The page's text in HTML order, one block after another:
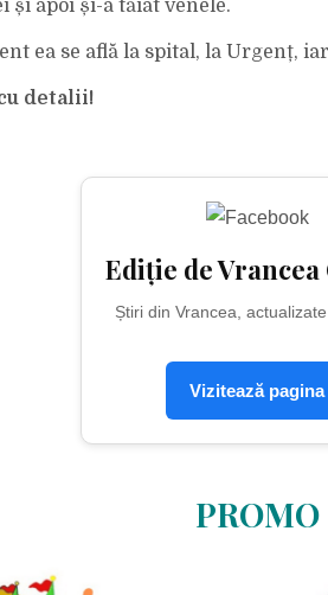
și apoi și-a tăiat venele.
ea se află la spital, la Urgenț,
detalii!
Ediție de
Știri din Vrancea,
Vizitează pagina
PROMO